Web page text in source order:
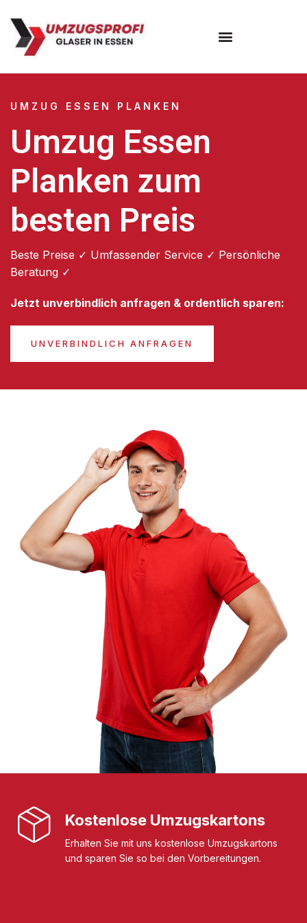
UMZUG ESSEN PLANKEN
Umzug Essen
Planken zum
besten Preis
Beste Preise ✓ Umfassender Service ✓ Persönliche
Beratung ✓
Jetzt unverbindlich anfragen & ordentlich sparen:
UNVERBINDLICH ANFRAGEN
Kostenlose Umzugskartons
Erhalten Sie mit uns kostenlose Umzugskartons
und sparen Sie so bei den Vorbereitungen.